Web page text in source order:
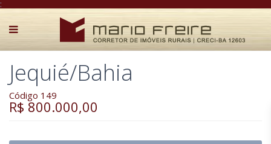
:
Jequié/Bahia
Código 149
R$ 800.000,00